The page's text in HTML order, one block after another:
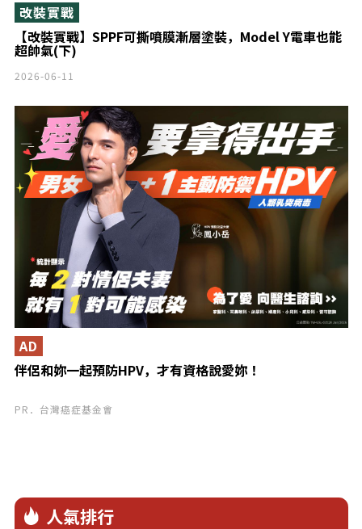
【改裝實戰】SPPF可撕噴膜漸層塗裝，Model Y電車也能
超帥氣(下)
改裝實戰
2026-06-11
伴侶和妳一起預防HPV，才有資格說愛妳！
AD
PR．台灣癌症基金會
人氣排行